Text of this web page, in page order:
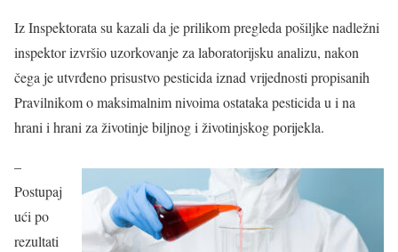
Iz Inspektorata su kazali da je prilikom pregleda pošiljke nadležni
inspektor izvršio uzorkovanje za laboratorijsku analizu, nakon
čega je utvrđeno prisustvo pesticida iznad vrijednosti propisanih
Pravilnikom o maksimalnim nivoima ostataka pesticida u i na
hrani i hrani za životinje biljnog i životinjskog porijekla.
–
Postupaj
ući po
rezultati